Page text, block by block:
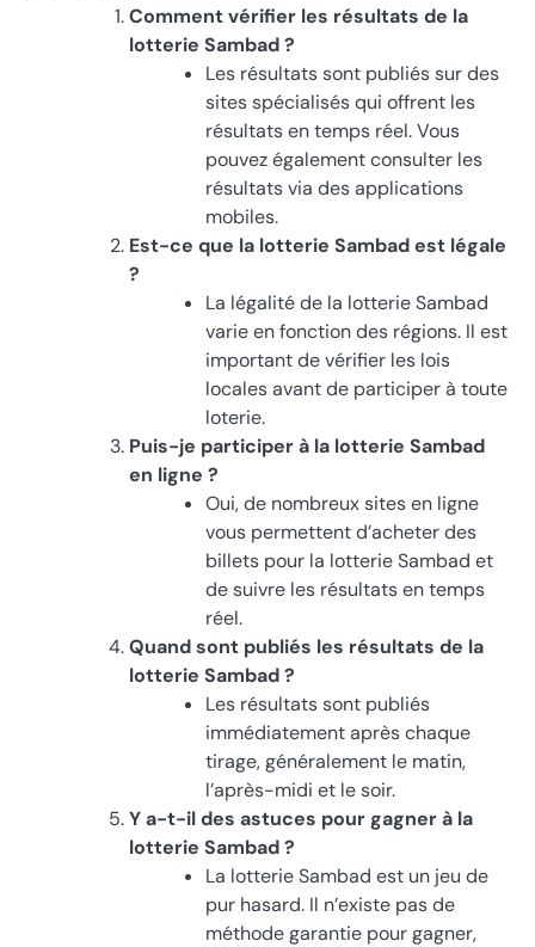
Comment vérifier les résultats de la
lotterie Sambad ?
Les résultats sont publiés sur des
sites spécialisés qui offrent les
résultats en temps réel. Vous
pouvez également consulter les
résultats via des applications
mobiles.
Est-ce que la lotterie Sambad est légale
?
La légalité de la lotterie Sambad
varie en fonction des régions. Il est
important de vérifier les lois
locales avant de participer à toute
loterie.
Puis-je participer à la lotterie Sambad
en ligne ?
Oui, de nombreux sites en ligne
vous permettent d’acheter des
billets pour la lotterie Sambad et
de suivre les résultats en temps
réel.
Quand sont publiés les résultats de la
lotterie Sambad ?
Les résultats sont publiés
immédiatement après chaque
tirage, généralement le matin,
l’après-midi et le soir.
Y a-t-il des astuces pour gagner à la
lotterie Sambad ?
La lotterie Sambad est un jeu de
pur hasard. Il n’existe pas de
méthode garantie pour gagner,